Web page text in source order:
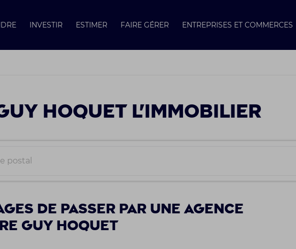
INVESTIR ESTIMER FAIRE GÉRER ENTREPRISES ET COMMERCES
HOQUET L'IMMOBILIER
de passer par une agence
Guy Hoquet